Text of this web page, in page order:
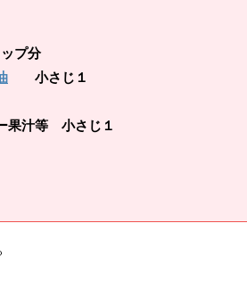
プ分
小さじ１
果汁等 小さじ１